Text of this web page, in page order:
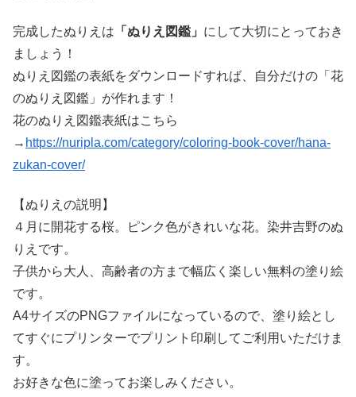
完成したぬりえは 「ぬりえ図鑑」 にして大切にとっておき
ましょう！
ぬりえ図鑑の表紙をダウンロードすれば、自分だけの「花
のぬりえ図鑑」が作れます！
花のぬりえ図鑑表紙はこちら
→ https://nuripla.com/category/coloring-book-cover/hana-
zukan-cover/
【ぬりえの説明】
４月に開花する桜。ピンク色がきれいな花。染井吉野のぬ
りえです。
子供から大人、高齢者の方まで幅広く楽しい無料の塗り絵
です。
A4サイズのPNGファイルになっているので、塗り絵とし
てすぐにプリンターでプリント印刷してご利用いただけま
す。
お好きな色に塗ってお楽しみください。